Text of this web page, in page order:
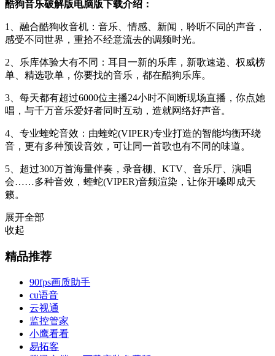
酷狗音乐破解版电脑版下载介绍：
1、融合酷狗收音机：音乐、情感、新闻，聆听不同的声音，
感受不同世界，重拾不经意流去的调频时光。
2、乐库体验大有不同：耳目一新的乐库，新歌速递、权威榜
单、精选歌单，你要找的音乐，都在酷狗乐库。
3、每天都有超过6000位主播24小时不间断现场直播，你点她
唱，与千万音乐爱好者同时互动，造就网络好声音。
4、专业蝰蛇音效：由蝰蛇(VIPER)专业打造的智能均衡环绕
音，更有多种预设音效，可让同一首歌也有不同的味道。
5、超过300万首海量伴奏，录音棚、KTV、音乐厅、演唱
会……多种音效，蝰蛇(VIPER)音频渲染，让你开嗓即成天
籁。
展开全部
收起
精品推荐
90fps画质助手
cu语音
云视通
监控管家
小鹰看看
易拓客